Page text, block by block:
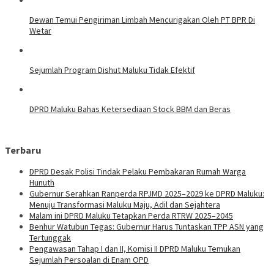
Dewan Temui Pengiriman Limbah Mencurigakan Oleh PT BPR Di
Wetar
Sejumlah Program Dishut Maluku Tidak Efektif
DPRD Maluku Bahas Ketersediaan Stock BBM dan Beras
Terbaru
DPRD Desak Polisi Tindak Pelaku Pembakaran Rumah Warga
Hunuth
Gubernur Serahkan Ranperda RPJMD 2025–2029 ke DPRD Maluku:
Menuju Transformasi Maluku Maju, Adil dan Sejahtera
Malam ini DPRD Maluku Tetapkan Perda RTRW 2025–2045
Benhur Watubun Tegas: Gubernur Harus Tuntaskan TPP ASN yang
Tertunggak
Pengawasan Tahap I dan II, Komisi II DPRD Maluku Temukan
Sejumlah Persoalan di Enam OPD